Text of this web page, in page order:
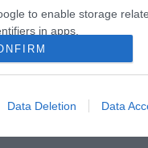
to enable storage
in apps.
to enable storage
to enable storage
Data Deletion Data